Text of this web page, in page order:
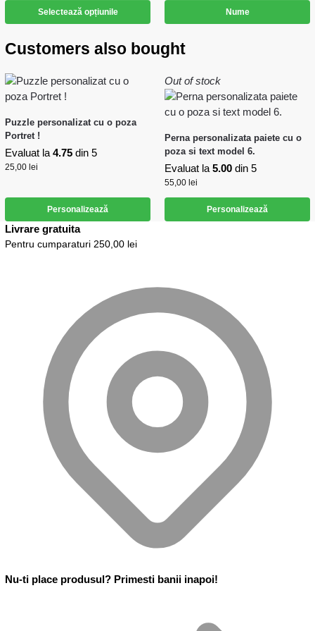
Selectează opțiunile Nume
Customers also bought
Puzzle personalizat cu o poza
Portret !
Evaluat la 4.75 din 5
25,00 lei
Personalizează
Out of stock
Perna personalizata paiete cu o
poza si text model 6.
Evaluat la 5.00 din 5
55,00 lei
Personalizează
Livrare gratuita
Pentru cumparaturi 250,00 lei
Nu-ti place produsul? Primesti banii inapoi!